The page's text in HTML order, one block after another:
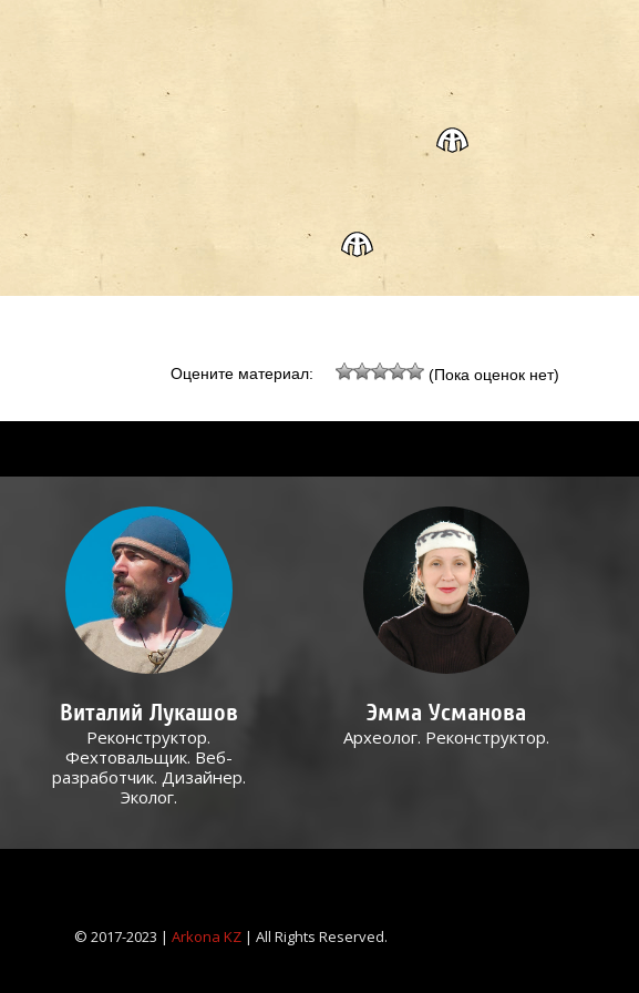
Оцените материал: (Пока оценок нет)
Виталий Лукашов
Реконструктор.
Фехтовальщик. Веб-
разработчик. Дизайнер.
Эколог.
Эмма Усманова
Археолог. Реконструктор.
© 2017-2023 |Arkona KZ | All Rights Reserved.